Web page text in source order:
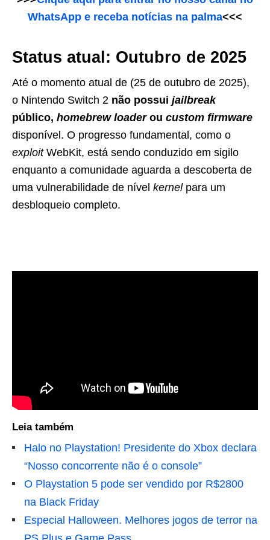
WhatsApp e receba notícias na palma<<<
Status atual: Outubro de 2025
Até o momento atual de (25 de outubro de 2025),
o Nintendo Switch 2 não possui jailbreak
público, homebrew loaderou custom firmware
disponível. O progresso fundamental, como o
exploitWebKit, está sendo conduzido em sigilo
enquanto a comunidade aguarda a descoberta de
uma vulnerabilidade de nível kernelpara um
desbloqueio completo.
Leia também
Halo no Playstation! Presidente do Xbox declara
“Nosso concorrente não é o console”
O Playstation 5 pode ser vendido por R$2800
na Black Friday
Especial Halloween. Melhores jogos de terror na